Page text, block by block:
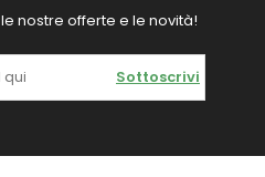
nostre offerte e le novità!
Sottoscrivi